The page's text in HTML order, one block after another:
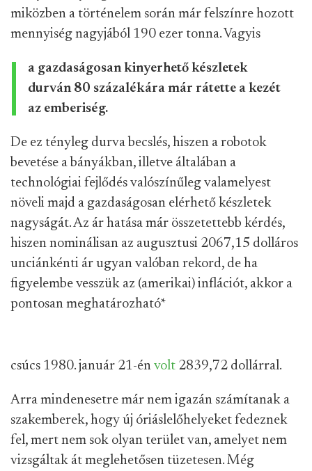
miközben a történelem során már felszínre hozott
mennyiség nagyjából 190 ezer tonna. Vagyis
a gazdaságosan kinyerhető készletek
durván 80 százalékára már rátette a kezét
az emberiség.
De ez tényleg durva becslés, hiszen a robotok
bevetése a bányákban, illetve általában a
technológiai fejlődés valószínűleg valamelyest
növeli majd a gazdaságosan elérhető készletek
nagyságát. Az ár hatása már összetettebb kérdés,
hiszen nominálisan az augusztusi 2067,15 dolláros
unciánkénti ár ugyan valóban rekord, de ha
figyelembe vesszük az (amerikai) inflációt, akkor a
pontosan meghatározható*
csúcs 1980. január 21-én volt 2839,72 dollárral.
Arra mindenesetre már nem igazán számítanak a
szakemberek, hogy új óriáslelőhelyeket fedeznek
fel, mert nem sok olyan terület van, amelyet nem
vizsgáltak át meglehetősen tüzetesen. Még